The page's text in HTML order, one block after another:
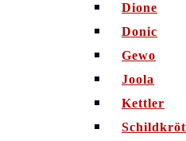
Dione
Donic
Gewo
Joola
Kettler
Schildkröt